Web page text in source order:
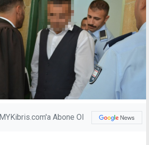
MYKibris.com'a Abone Ol